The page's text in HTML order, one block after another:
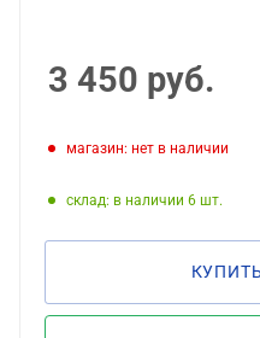
3 450 руб.
Магазин: нет в наличии
Склад: в наличии 6